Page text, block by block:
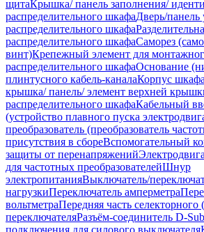
щитаКрышка/ панель заполнения/
распределительного шкафаДверь/панель
распределительного шкафа
распределительного шкафаСаморез
винт)Крепежный элемент для
распределительного шкафаОснование
плинтусного кабель-каналаКорпус
крышка/ панель/ элемент верхней
распределительного шкафаКабельный
(устройство плавного пуска
преобразователь (преобразователь
присутствия в сбореВспомогательный
защиты от перенапряжений
для частотных преобразователейШнур
электропитанияВыключатель/
нагрузкиПереключатель амперметра
вольтметраПередняя часть
переключателяРазъём-соединитель D-Sub
подключения для силового выключателя